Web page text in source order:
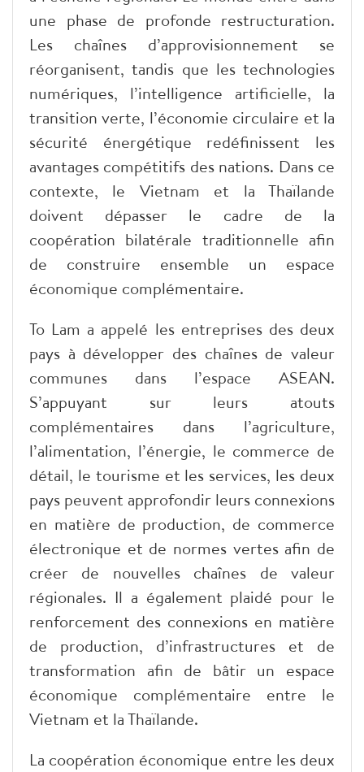
une phase de profonde restructuration.
Les chaînes d’approvisionnement se
réorganisent, tandis que les technologies
numériques, l’intelligence artificielle, la
transition verte, l’économie circulaire et la
sécurité énergétique redéfinissent les
avantages compétitifs des nations. Dans ce
contexte, le Vietnam et la Thaïlande
doivent dépasser le cadre de la
coopération bilatérale traditionnelle afin
de construire ensemble un espace
économique complémentaire.
To Lam a appelé les entreprises des deux
pays à développer des chaînes de valeur
communes dans l’espace ASEAN.
S’appuyant sur leurs atouts
complémentaires dans l’agriculture,
l’alimentation, l’énergie, le commerce de
détail, le tourisme et les services, les deux
pays peuvent approfondir leurs connexions
en matière de production, de commerce
électronique et de normes vertes afin de
créer de nouvelles chaînes de valeur
régionales. Il a également plaidé pour le
renforcement des connexions en matière
de production, d’infrastructures et de
transformation afin de bâtir un espace
économique complémentaire entre le
Vietnam et la Thaïlande.
La coopération économique entre les deux